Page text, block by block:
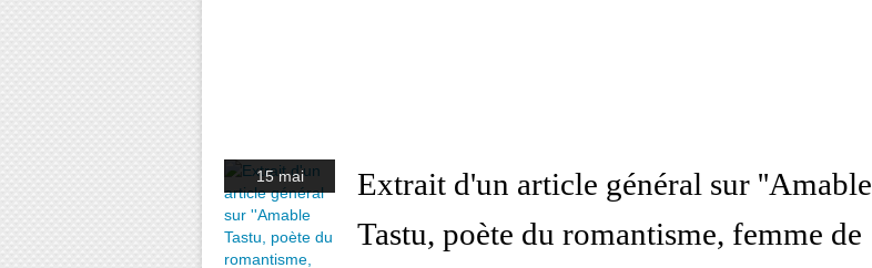
15 mai
Extrait d'un article général sur ''Amable
Tastu, poète du romantisme, femme de